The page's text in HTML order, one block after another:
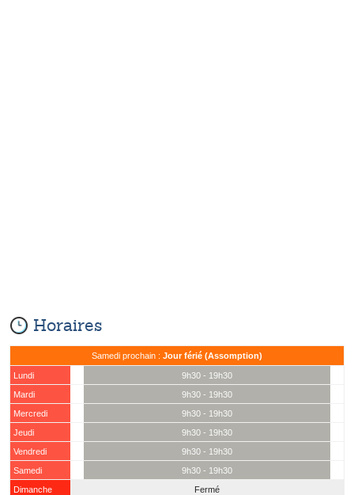
Horaires
Samedi prochain : Jour férié (Assomption)
Lundi
9h30 - 19h30
Mardi
9h30 - 19h30
Mercredi
9h30 - 19h30
Jeudi
9h30 - 19h30
Vendredi
9h30 - 19h30
Samedi
9h30 - 19h30
Dimanche
Fermé